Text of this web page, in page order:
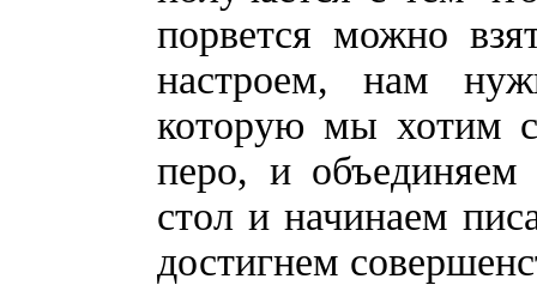
порвется можно
настроем, нам
которую мы хотим
перо, и
стол и начинаем
достигнем